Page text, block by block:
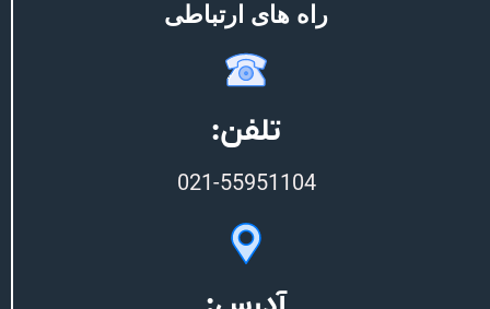
راه های ارتباطی
تلفن:
021-55951104